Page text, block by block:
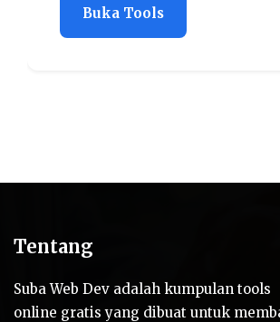
Buka Tools
Tentang
Suba Web Dev adalah kumpulan tools
online gratis yang dibuat untuk